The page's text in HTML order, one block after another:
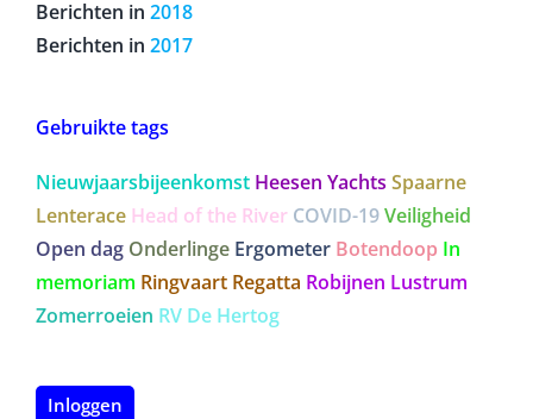
Berichten in 2018
Berichten in 2017
Gebruikte tags
Nieuwjaarsbijeenkomst Heesen Yachts Spaarne
Lenterace Head of the River COVID-19Veiligheid
Open dag Onderlinge Ergometer Botendoop In
memoriam Ringvaart Regatta Robijnen Lustrum
Zomerroeien RV De Hertog
Inloggen